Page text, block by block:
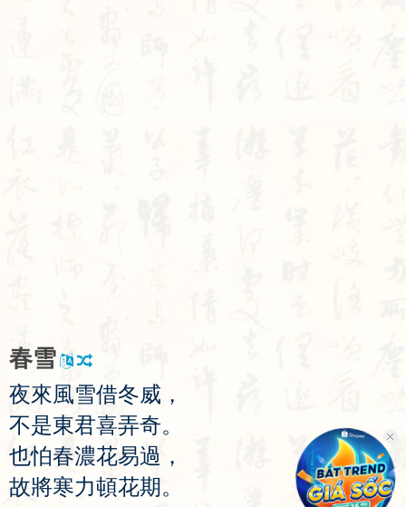
春雪
夜來風雪借冬威 ，
不是東君喜弄奇。
也怕春濃花易過 ，
故將寒力頓花期。